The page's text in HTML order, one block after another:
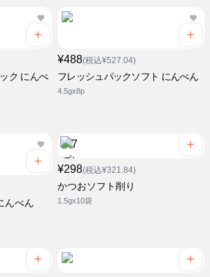
ク にんべ
¥488(税込¥527.04)
フレッシュパックソフト にんべん
4.5gx8p
んべん
¥298(税込¥321.84)
かつおソフト削り
1.5gx10袋